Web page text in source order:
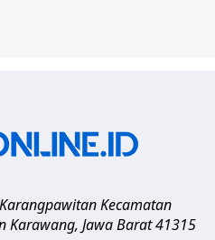
Kecamatan
Karawang, Jawa Barat 41315